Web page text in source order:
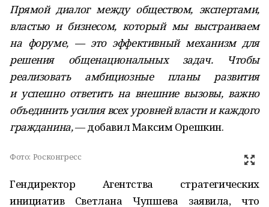
Прямой диалог между обществом, экспертами,
властью и бизнесом, который мы выстраиваем
на форуме, — это эффективный механизм для
решения общенациональных задач. Чтобы
реализовать амбициозные планы развития
и успешно ответить на внешние вызовы, важно
объединить усилия всех уровней власти и каждого
гражданина,— добавил Максим Орешкин.
Фото: Росконгресс
Гендиректор Агентства стратегических
инициатив Светлана Чупшева заявила, что